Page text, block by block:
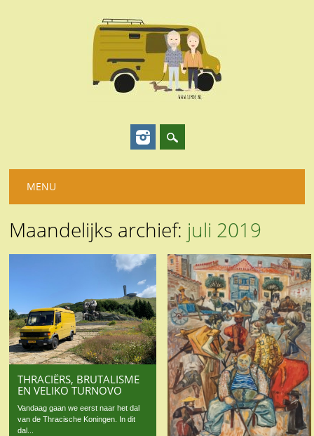
Hoofdmenu
naar
MENU
Maandelijks archief: juli 2019
THRACIËRS, BRUTALISME
EN VELIKO TURNOVO
Vandaag gaan we eerst naar het dal
van de Thracische Koningen. In dit
dal...